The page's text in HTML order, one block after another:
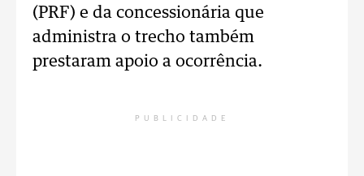
(PRF) e da concessionária que
administra o trecho também
prestaram apoio a ocorrência.
PUBLICIDADE